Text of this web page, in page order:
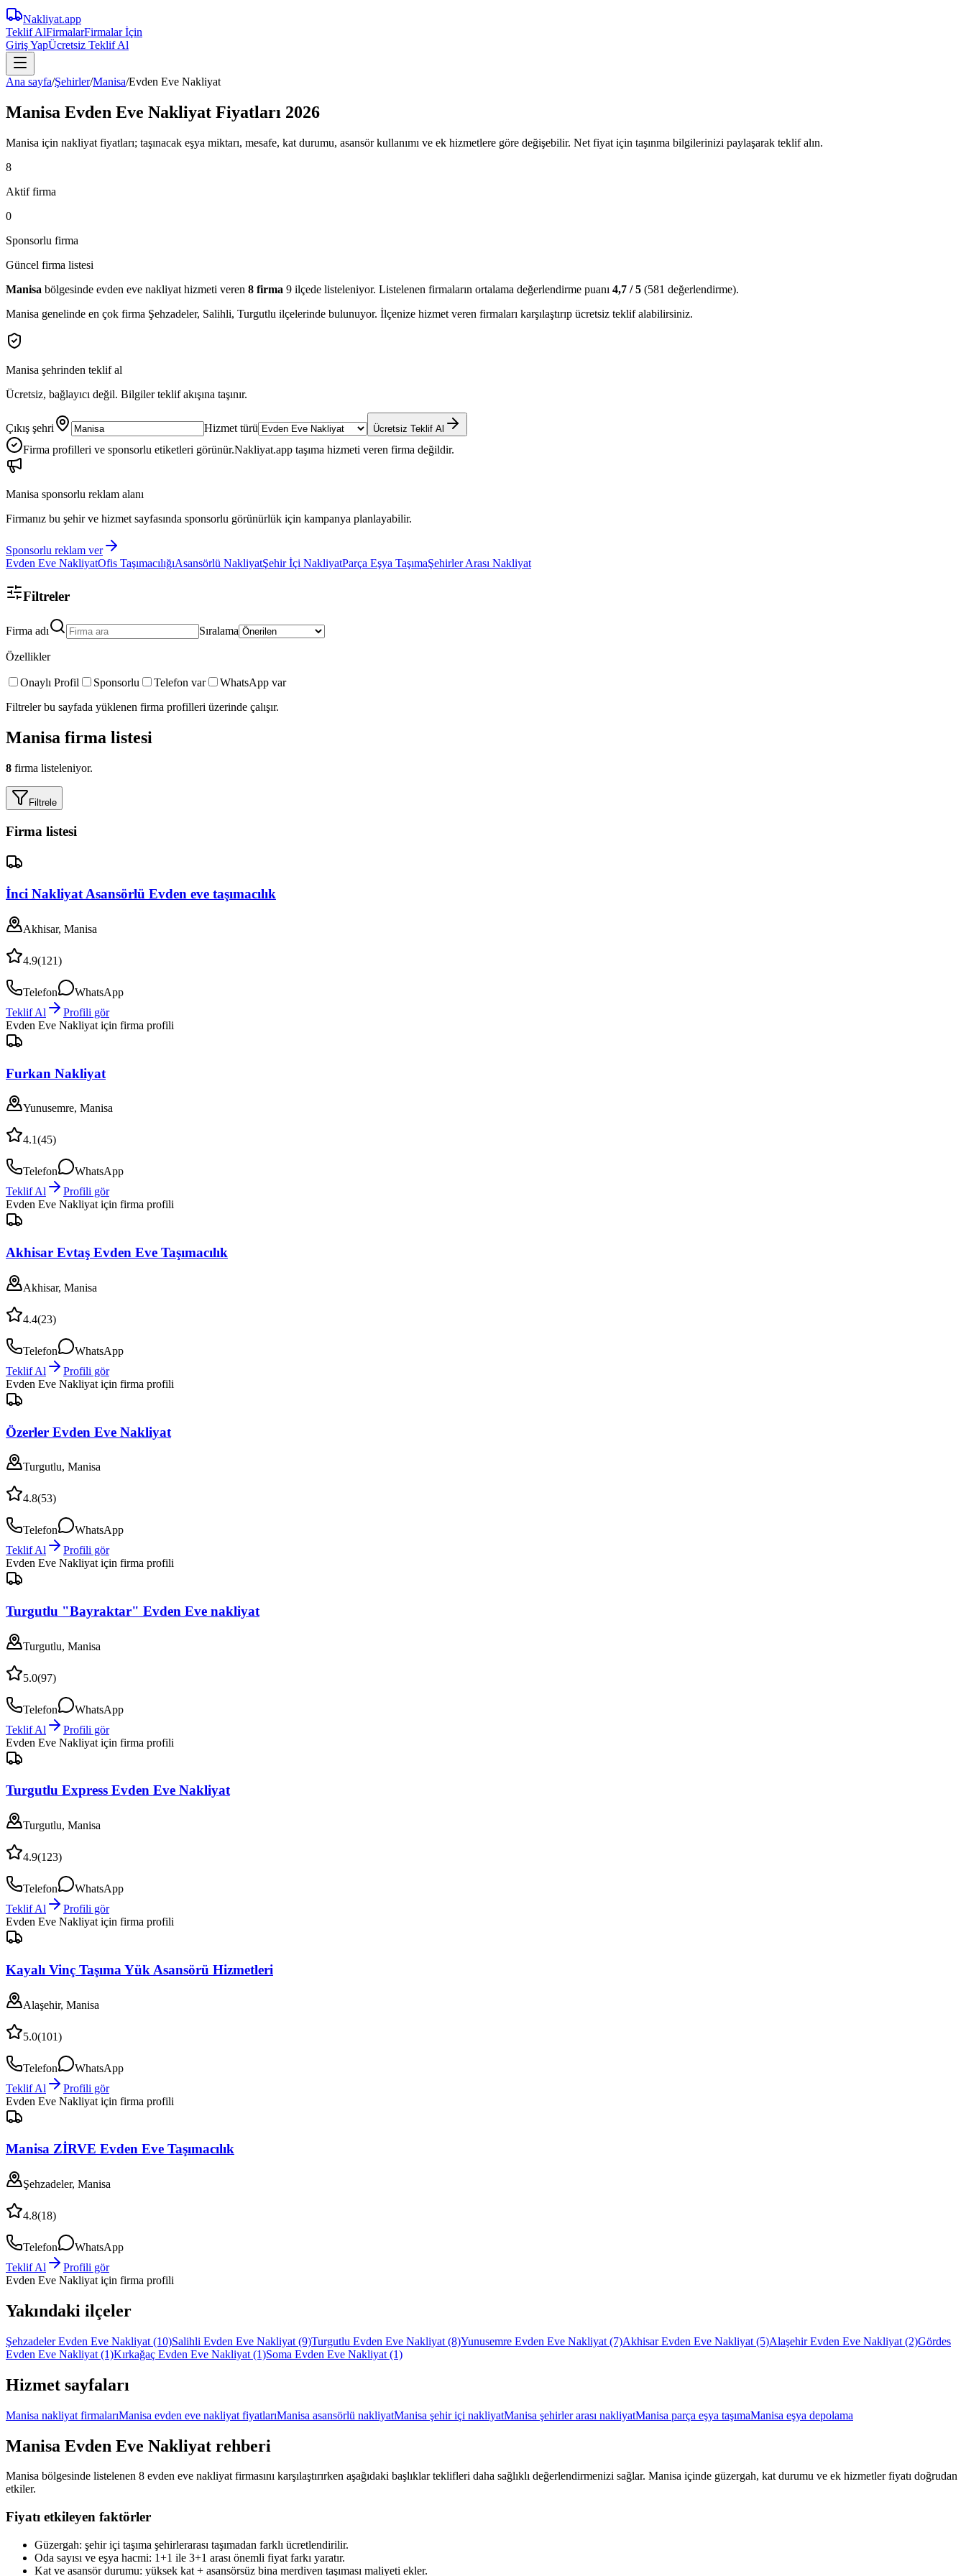
Nakliyat.app
Teklif AlFirmalarFirmalar İçin
Giriş YapÜcretsiz Teklif Al
Ana sayfa/Şehirler/Manisa/Evden Eve Nakliyat
Manisa Evden Eve Nakliyat Fiyatları 2026
Manisa için nakliyat fiyatları; taşınacak eşya miktarı, mesafe, kat durumu, asansör kullanımı ve ek hizmetlere göre değişebilir. Net fiyat için taşınma bilgilerinizi paylaşarak teklif alın.
8
Aktif firma
0
Sponsorlu firma
Güncel firma listesi
Manisa bölgesinde evden eve nakliyat hizmeti veren 8 firma 9 ilçede listeleniyor. Listelenen firmaların ortalama değerlendirme puanı 4,7 / 5 (581 değerlendirme).
Manisa genelinde en çok firma Şehzadeler, Salihli, Turgutlu ilçelerinde bulunuyor. İlçenize hizmet veren firmaları karşılaştırıp ücretsiz teklif alabilirsiniz.
Manisa şehrinden teklif al
Ücretsiz, bağlayıcı değil. Bilgiler teklif akışına taşınır.
Çıkış şehri Hizmet türü Ücretsiz Teklif Al
Firma profilleri ve sponsorlu etiketleri görünür.Nakliyat.app taşıma hizmeti veren firma değildir.
Manisa sponsorlu reklam alanı
Firmanız bu şehir ve hizmet sayfasında sponsorlu görünürlük için kampanya planlayabilir.
Sponsorlu reklam ver
Evden Eve NakliyatOfis TaşımacılığıAsansörlü NakliyatŞehir İçi NakliyatParça Eşya TaşımaŞehirler Arası Nakliyat
Filtreler
Firma adı Sıralama
Özellikler
Onaylı Profil Sponsorlu Telefon var
WhatsApp var
Filtreler bu sayfada yüklenen firma profilleri üzerinde çalışır.
Manisa firma listesi
8 firma listeleniyor.
Filtrele
Firma listesi
İnci Nakliyat Asansörlü Evden eve taşımacılık
Akhisar, Manisa
4.9(121)
Telefon
WhatsApp
Teklif Al
Profili gör
Evden Eve Nakliyat için firma profili
Furkan Nakliyat
Yunusemre, Manisa
4.1(45)
Telefon
WhatsApp
Teklif Al
Profili gör
Evden Eve Nakliyat için firma profili
Akhisar Evtaş Evden Eve Taşımacılık
Akhisar, Manisa
4.4(23)
Telefon
WhatsApp
Teklif Al
Profili gör
Evden Eve Nakliyat için firma profili
Özerler Evden Eve Nakliyat
Turgutlu, Manisa
4.8(53)
Telefon
WhatsApp
Teklif Al
Profili gör
Evden Eve Nakliyat için firma profili
Turgutlu "Bayraktar" Evden Eve nakliyat
Turgutlu, Manisa
5.0(97)
Telefon
WhatsApp
Teklif Al
Profili gör
Evden Eve Nakliyat için firma profili
Turgutlu Express Evden Eve Nakliyat
Turgutlu, Manisa
4.9(123)
Telefon
WhatsApp
Teklif Al
Profili gör
Evden Eve Nakliyat için firma profili
Kayalı Vinç Taşıma Yük Asansörü Hizmetleri
Alaşehir, Manisa
5.0(101)
Telefon
WhatsApp
Teklif Al
Profili gör
Evden Eve Nakliyat için firma profili
Manisa ZİRVE Evden Eve Taşımacılık
Şehzadeler, Manisa
4.8(18)
Telefon
WhatsApp
Teklif Al
Profili gör
Evden Eve Nakliyat için firma profili
Yakındaki ilçeler
Şehzadeler Evden Eve Nakliyat (10)Salihli Evden Eve Nakliyat (9)Turgutlu Evden Eve Nakliyat (8)Yunusemre Evden Eve Nakliyat (7)Akhisar Evden Eve Nakliyat (5)Alaşehir Evden Eve Nakliyat (2)Gördes
Evden Eve Nakliyat (1)Kırkağaç Evden Eve Nakliyat (1)Soma Evden Eve Nakliyat (1)
Hizmet sayfaları
Manisa nakliyat firmalarıManisa evden eve nakliyat fiyatlarıManisa asansörlü nakliyatManisa şehir içi nakliyatManisa şehirler arası nakliyatManisa parça eşya taşımaManisa eşya depolama
Manisa Evden Eve Nakliyat rehberi
Manisa bölgesinde listelenen 8 evden eve nakliyat firmasını karşılaştırırken aşağıdaki başlıklar teklifleri daha sağlıklı değerlendirmenizi sağlar. Manisa içinde güzergah, kat durumu ve ek hizmetler fiyatı doğrudan
etkiler.
Fiyatı etkileyen faktörler
Güzergah: şehir içi taşıma şehirlerarası taşımadan farklı ücretlendirilir.
Oda sayısı ve eşya hacmi: 1+1 ile 3+1 arası önemli fiyat farkı yaratır.
Kat ve asansör durumu: yüksek kat + asansörsüz bina merdiven taşıması maliyeti ekler.